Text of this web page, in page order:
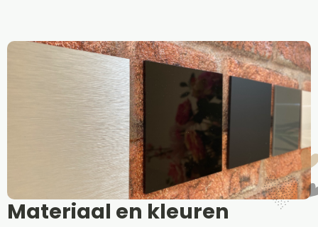
Materiaal en kleuren